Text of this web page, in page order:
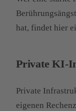
hat, findet hier
Private KI-
Private
eigenen